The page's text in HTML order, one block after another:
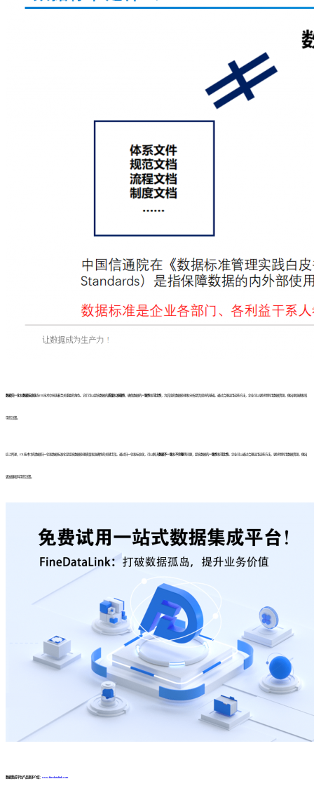
数据归一化和 数据标准化在ETL技术中扮演着至关重要的角色。它们可以提高数据的 质量和 准确性 ，确保数据的一致性和 可比性 ，为后续的数据处理和分析提供良好的基础。通过合理运用这些方法，企业可以更好地利用数据资源，做出更准确和科
学的决策。
综上所述，ETL技术中的数据归一化和数据标准化是提高数据处理质量和准确性的关键手段。通过归一化和标准化，可以解决 数据不一致 和 不完整等问题，提高数据的一致性和 可比性。企业可以通过合理运用这些方法，更好地利用数据资源，做出
更准确和科学的决策。
数据集成平台产品更多介绍： www.finedatalink.com